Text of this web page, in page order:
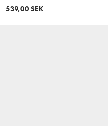
denim med indragen midja
539,00 SEK